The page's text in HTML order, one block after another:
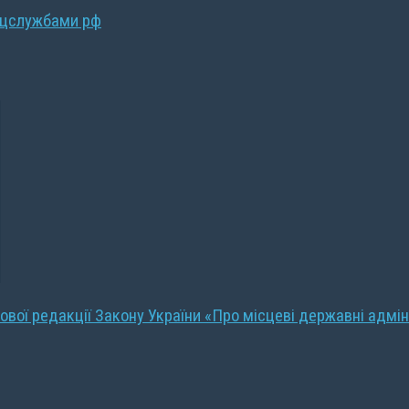
рф
редакції Закону України «Про місцеві державні